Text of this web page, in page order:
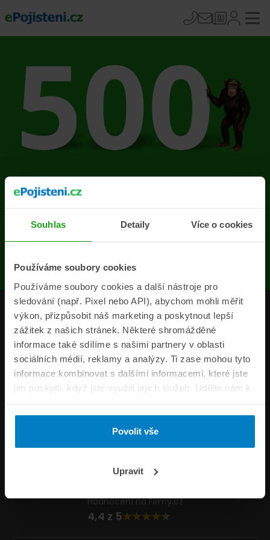
Souhlas Detaily Více o cookies
Používáme soubory cookies
Používáme soubory cookies a další nástroje pro
sledování (např. Pixel nebo API), abychom mohli měřit
výkon, přizpůsobit náš marketing a poskytnout lepší
zážitek z našich stránek. Některé shromážděné
informace také sdílíme s našimi partnery v oblasti
sociálních médií, reklamy a analýzy. Ti zase mohou tyto
informace kombinovat s dalšími informacemi, které jste
jim poskytli, když jste využili jejich služeb. Udělte nám k
tomu prosím svůj souhlas.
Povolit vše
Upravit
Na stránce se vyskytla
chyba
Produkty
Pojišťovny
Informace
ePojisteni.cz
Formuláře
Napište nám
Hodnocení na Firmy.cz
4,4 z 5